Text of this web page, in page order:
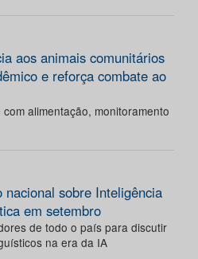
aos animais comunitários
e reforça combate ao
alimentação, monitoramento
nacional sobre Inteligência
em setembro
de todo o país para discutir
na era da IA